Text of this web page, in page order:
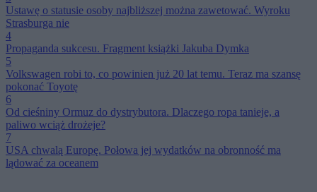
Ustawę o statusie osoby najbliższej można zawetować. Wyroku
Strasburga nie
4
Propaganda sukcesu. Fragment książki Jakuba Dymka
5
Volkswagen robi to, co powinien już 20 lat temu. Teraz ma szansę
pokonać Toyotę
6
Od cieśniny Ormuz do dystrybutora. Dlaczego ropa tanieje, a
paliwo wciąż drożeje?
7
USA chwalą Europę. Połowa jej wydatków na obronność ma
lądować za oceanem